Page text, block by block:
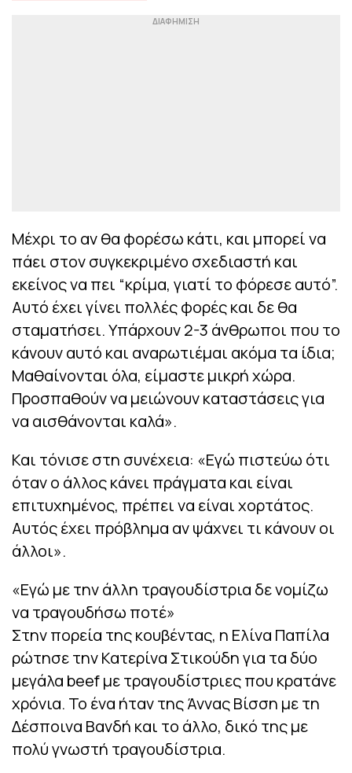
Μέχρι το αν θα φορέσω κάτι, και μπορεί να
πάει στον συγκεκριμένο σχεδιαστή και
εκείνος να πει “κρίμα, γιατί το φόρεσε αυτό”.
Αυτό έχει γίνει πολλές φορές και δε θα
σταματήσει. Υπάρχουν 2-3 άνθρωποι που το
κάνουν αυτό και αναρωτιέμαι ακόμα τα ίδια;
Μαθαίνονται όλα, είμαστε μικρή χώρα.
Προσπαθούν να μειώνουν καταστάσεις για
να αισθάνονται καλά».
Και τόνισε στη συνέχεια: «Εγώ πιστεύω ότι
όταν ο άλλος κάνει πράγματα και είναι
επιτυχημένος, πρέπει να είναι χορτάτος.
Αυτός έχει πρόβλημα αν ψάχνει τι κάνουν οι
άλλοι».
«Εγώ με την άλλη τραγουδίστρια δε νομίζω
να τραγουδήσω ποτέ»
Στην πορεία της κουβέντας, η Ελίνα Παπίλα
ρώτησε την Κατερίνα Στικούδη για τα δύο
μεγάλα beef με τραγουδίστριες που κρατάνε
χρόνια. Το ένα ήταν της Άννας Βίσση με τη
Δέσποινα Βανδή και το άλλο, δικό της με
πολύ γνωστή τραγουδίστρια.